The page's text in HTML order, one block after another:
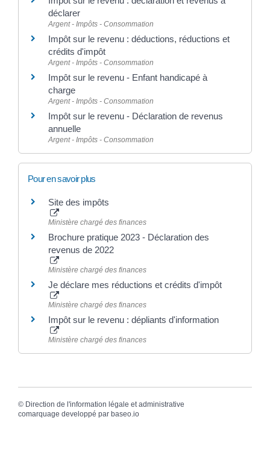
déclarer
Argent - Impôts - Consommation
Impôt sur le revenu : déductions, réductions et
crédits d'impôt
Argent - Impôts - Consommation
Impôt sur le revenu - Enfant handicapé à
charge
Argent - Impôts - Consommation
Impôt sur le revenu - Déclaration de revenus
annuelle
Argent - Impôts - Consommation
Pour en savoir plus
Site des impôts
Ministère chargé des finances
Brochure pratique 2023 - Déclaration des
revenus de 2022
Ministère chargé des finances
Je déclare mes réductions et crédits d'impôt
Ministère chargé des finances
Impôt sur le revenu : dépliants d'information
Ministère chargé des finances
© Direction de l'information légale et administrative
comarquage developpé par baseo.io